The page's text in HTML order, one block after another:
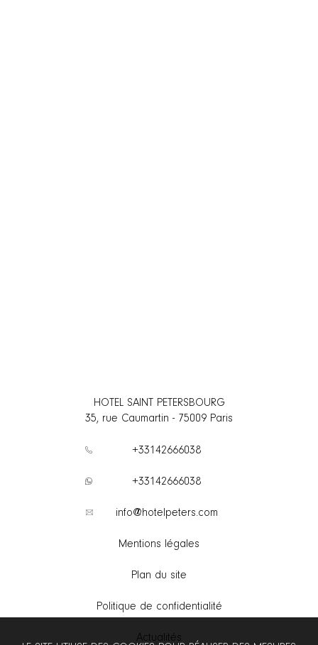
HOTEL SAINT PETERSBOURG
35, rue Caumartin - 75009 Paris
+33142666038
+33142666038
info@hotelpeters.com
Mentions légales
Plan du site
Politique de confidentialité
Actualités